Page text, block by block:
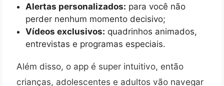
Alertas personalizados: para você não
perder nenhum momento decisivo;
Vídeos exclusivos: quadrinhos animados,
entrevistas e programas especiais.
Além disso, o app é super intuitivo, então
crianças, adolescentes e adultos vão navegar